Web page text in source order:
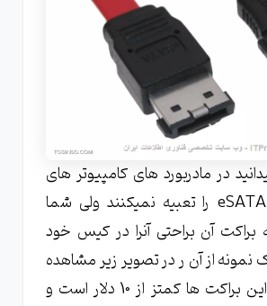
در مادربورد های کامپیوتر های
رومیزی پورت eSATA را تعبیه نمیکنند ولی شما
براکت آن براحتی آنرا در کیس خود
نمونه از آن ر در تصویر زیر مشاهده
میکنید.قیمت این براکت ها کمتز از 10 دلار است و